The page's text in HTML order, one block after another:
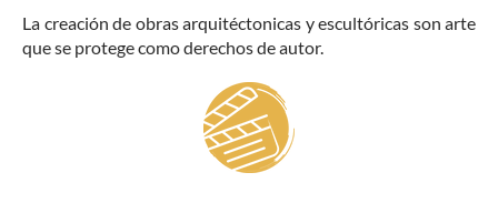
La creación de obras arquitéctonicas y escultóricas son arte
que se protege como derechos de autor.